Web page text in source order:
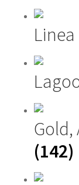
Gold,
(142)